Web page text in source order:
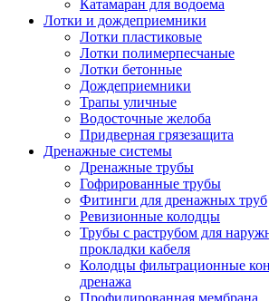
Катамаран для водоема
Лотки и дождеприемники
Лотки пластиковые
Лотки полимерпесчаные
Лотки бетонные
Дождеприемники
Трапы уличные
Водосточные желоба
Придверная грязезащита
Дренажные системы
Дренажные трубы
Гофрированные трубы
Фитинги для дренажных труб
Ревизионные колодцы
Трубы с раструбом для
прокладки кабеля
Колодцы фильтрационные
дренажа
Профилированная мембрана